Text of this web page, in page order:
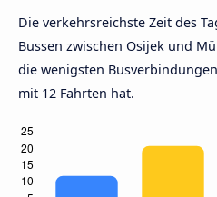
Die verkehrsreichste Zeit des
Bussen zwischen Osijek und
die wenigsten
mit 12 Fahrten hat.